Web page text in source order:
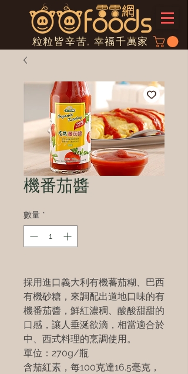
粒粒皆辛苦, 幸福千萬家
機番茄醬
數量 *
採用進口義大利有機蕃茄糊、巴西
有機砂糖，來調配出道地口味的有
機番茄醬，鮮紅濃稠、酸酸甜甜的
口感，讓人垂涎欲滴，相當適合於
中、西式料理的烹調使用。
單位：270g/瓶
含茄紅素，每100克達16.5毫克，